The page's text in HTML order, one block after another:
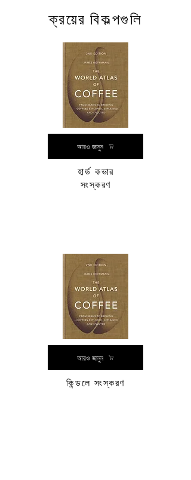
ক্রয়ের বিকল্পগুলি
হার্ড কভার
সংস্করণ
আরও জানুন
কিন্ডলে সংস্করণ
আরও জানুন